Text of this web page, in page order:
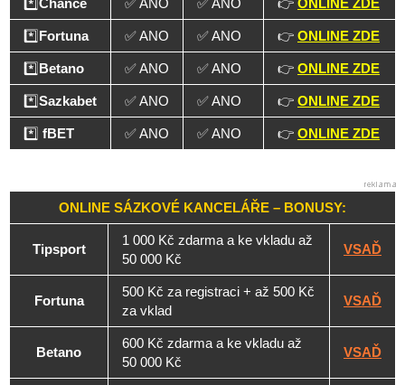
*️⃣ Fortuna ✅ ANO ✅ ANO 👉 ONLINE ZDE
*️⃣ Betano ✅ ANO ✅ ANO 👉 ONLINE ZDE
*️⃣Sazkabet ✅ ANO ✅ ANO 👉 ONLINE ZDE
*️⃣ fBET ✅ ANO ✅ ANO 👉 ONLINE ZDE
ONLINE SÁZKOVÉ KANCELÁŘE – BONUSY:
Tipsport
1 000 Kč zdarma a ke vkladu až
50 000 Kč
VSAĎ
Fortuna
500 Kč za registraci + až 500 Kč
za vklad
VSAĎ
Betano
600 Kč zdarma a ke vkladu až
50 000 Kč
VSAĎ